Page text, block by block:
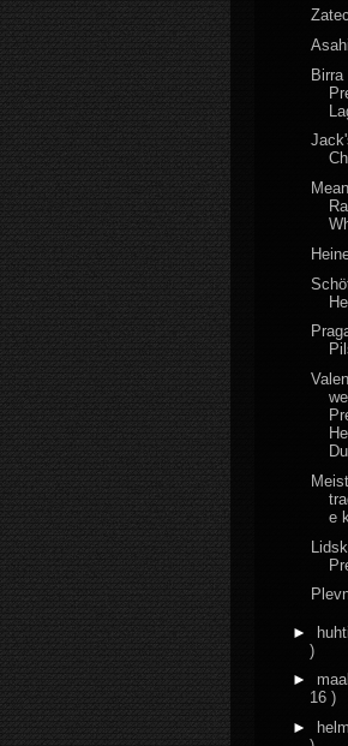
Birra
e
►
)
►
16 )
►